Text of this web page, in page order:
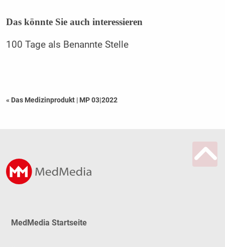
Das könnte Sie auch interessieren
100 Tage als Benannte Stelle
« Das Medizinprodukt | MP 03|2022
MedMedia Startseite